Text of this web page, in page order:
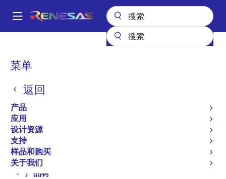
到
Main
菜单
返回
产品
应用
设计资源
支持
样品和购买
关于我们
面
屑
电压监控器及重置 IC M62732SL
M62732SL
Single-function Reset IC
概述
产品树
Close
Open